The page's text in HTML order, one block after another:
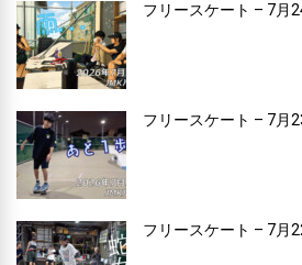
フリースケート – 7月
フリースケート – 7月
フリースケート – 7月